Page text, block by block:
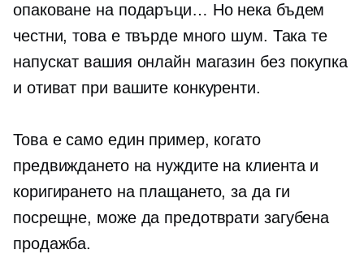
опаковане на подаръци… Но нека бъдем
честни, това е твърде много шум. Така те
напускат вашия онлайн магазин без покупка
и отиват при вашите конкуренти.
Това е само един пример, когато
предвиждането на нуждите на клиента и
коригирането на плащането, за да ги
посрещне, може да предотврати загубена
продажба.